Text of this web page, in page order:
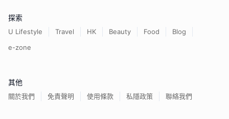
探索
U Lifestyle Travel HK Beauty Food
Blog
e-zone
其他
關於我們 免責聲明 使用條款 私隱政策 聯絡我們